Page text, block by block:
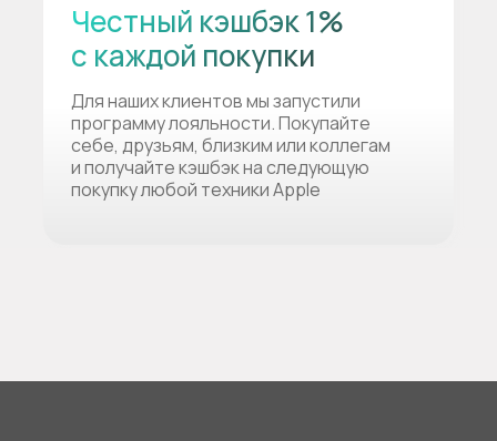
Для наших клиентов мы запустили
программу лояльности. Покупайте
себе, друзьям, близким или коллегам
и получайте кэшбэк на следующую
покупку любой техники Apple
Честный кэшбэк 1%
с каждой покупки